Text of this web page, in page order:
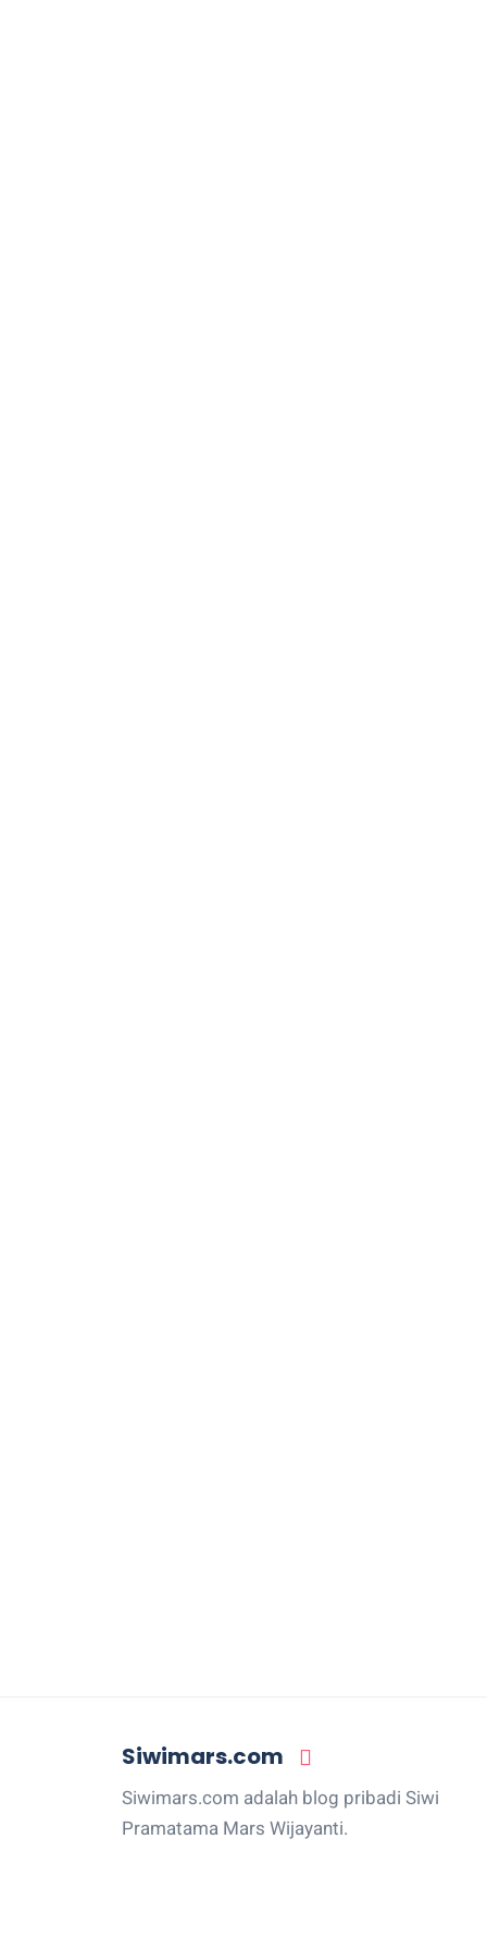
Siwimars.com
Siwimars.com adalah blog pribadi Siwi
Pramatama Mars Wijayanti.